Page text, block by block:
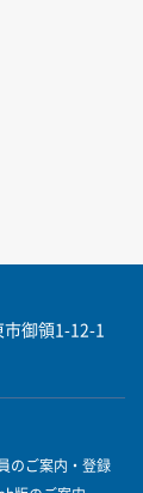
御領1-12-1
のご案内・登録